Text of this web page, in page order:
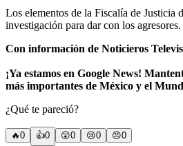
Los elementos de la Fiscalía de Justicia
investigación para dar con los agresores.
Con información de Noticieros
¡Ya estamos en Google News!
más importantes de México y el
¿Qué te pareció?
🔥0 👍0 😲0 😢0 😠0